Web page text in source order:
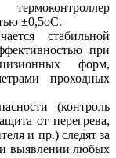
±0,5оC.
стабильной
при
форм,
проходных
(контроль
от перегрева,
и пр.) следят за
выявлении любых